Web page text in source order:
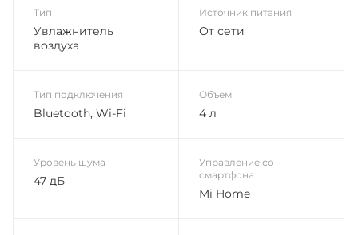
Тип
Увлажнитель
воздуха
Источник питания
От сети
Тип подключения
Bluetooth, Wi-Fi
Объем
4 л
Уровень шума
47 дБ
Управление со
смартфона
Mi Home